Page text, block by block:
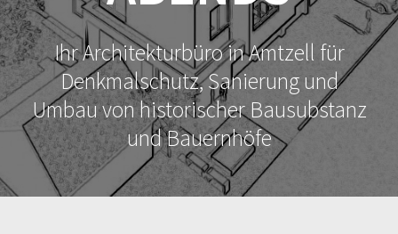
Ihr Architekturbüro in Amtzell für
Denkmalschutz, Sanierung und
Umbau von historischer Bausubstanz
und Bauernhöfe